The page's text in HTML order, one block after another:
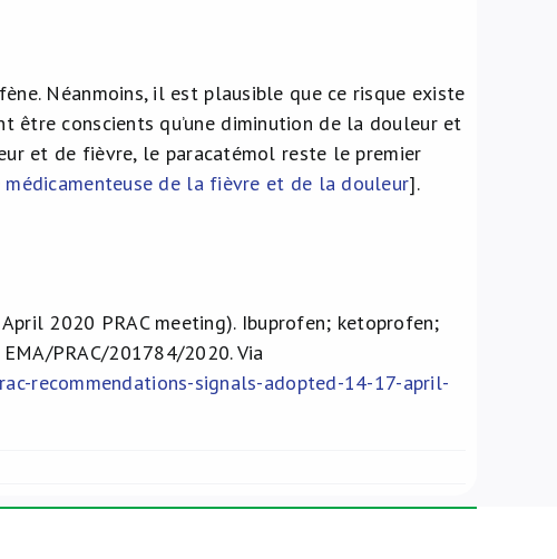
Néanmoins, il est plausible que ce risque existe
être conscients qu’une diminution de la douleur et
et de fièvre, le paracatémol reste le premier
médicamenteuse de la fièvre et de la douleur].
2020 PRAC meeting). Ibuprofen; ketoprofen;
PRAC/201784/2020. Via
recommendations-signals-adopted-14-17-april-